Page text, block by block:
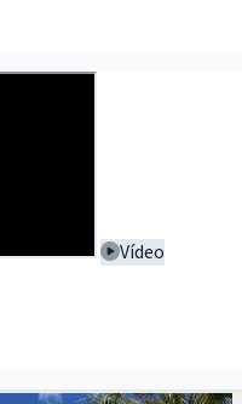
Vídeo